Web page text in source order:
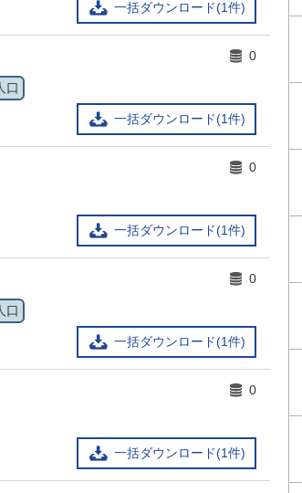
一括ダウンロード(1件)
一括ダウンロード(1件)
0
口
一括ダウンロード(1件)
0
一括ダウンロード(1件)
0
口
一括ダウンロード(1件)
0